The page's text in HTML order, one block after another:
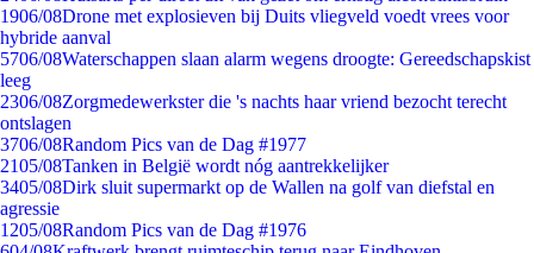
1906/08Drone met explosieven bij Duits vliegveld voedt vrees voor
hybride aanval
5706/08Waterschappen slaan alarm wegens droogte: Gereedschapskist
leeg
2306/08Zorgmedewerkster die 's nachts haar vriend bezocht terecht
ontslagen
3706/08Random Pics van de Dag #1977
2105/08Tanken in België wordt nóg aantrekkelijker
3405/08Dirk sluit supermarkt op de Wallen na golf van diefstal en
agressie
1205/08Random Pics van de Dag #1976